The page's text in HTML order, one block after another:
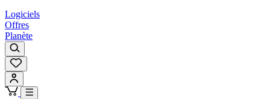
Logiciels
Offres
Planète